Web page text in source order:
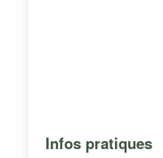
Infos pratiques